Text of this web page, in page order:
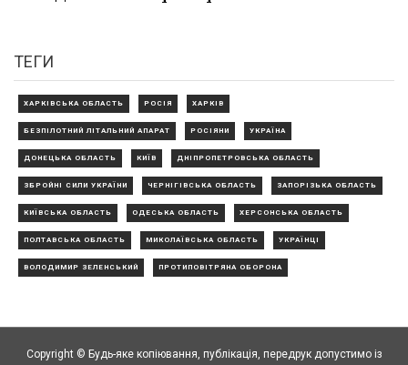
ТЕГИ
ХАРКІВСЬКА ОБЛАСТЬ РОСІЯ ХАРКІВ
БЕЗПІЛОТНИЙ ЛІТАЛЬНИЙ АПАРАТ РОСІЯНИ УКРАЇНА
ДОНЕЦЬКА ОБЛАСТЬ КИЇВ ДНІПРОПЕТРОВСЬКА ОБЛАСТЬ
ЗБРОЙНІ СИЛИ УКРАЇНИ ЧЕРНІГІВСЬКА ОБЛАСТЬ ЗАПОРІЗЬКА ОБЛАСТЬ
КИЇВСЬКА ОБЛАСТЬ ОДЕСЬКА ОБЛАСТЬ ХЕРСОНСЬКА ОБЛАСТЬ
ПОЛТАВСЬКА ОБЛАСТЬ МИКОЛАЇВСЬКА ОБЛАСТЬ УКРАЇНЦІ
ВОЛОДИМИР ЗЕЛЕНСЬКИЙ ПРОТИПОВІТРЯНА ОБОРОНА
Copyright © Будь-яке копiювання, публiкацiя, передрук допустимо із